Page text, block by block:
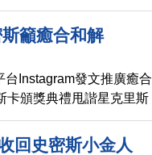
。
籲癒合和解
Instagram發文推廣癒合
卡頒獎典禮甩諧星克里斯
回史密斯小金人